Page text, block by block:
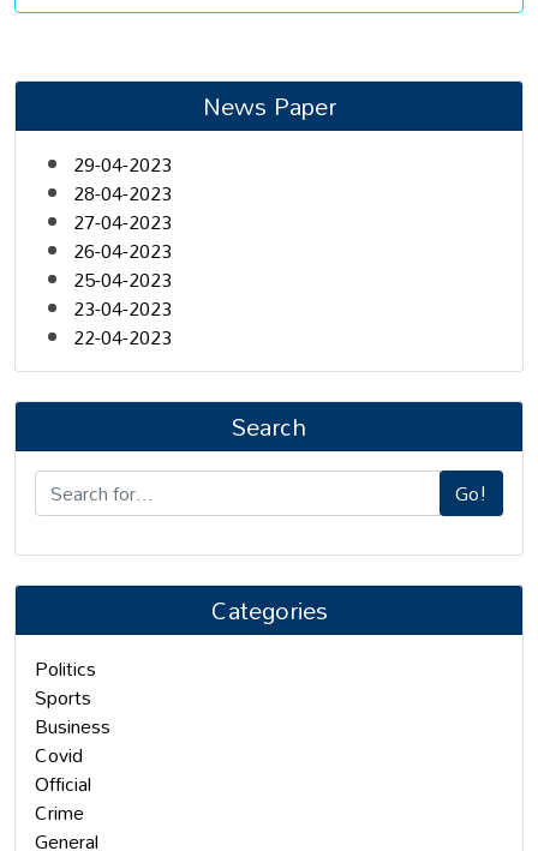
News Paper
29-04-2023
28-04-2023
27-04-2023
26-04-2023
25-04-2023
23-04-2023
22-04-2023
Search
Go!
Categories
Politics
Sports
Business
Covid
Official
Crime
General